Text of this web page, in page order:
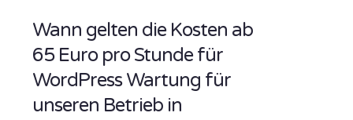
Wann gelten die Kosten ab
65 Euro pro Stunde für
WordPress Wartung für
unseren Betrieb in